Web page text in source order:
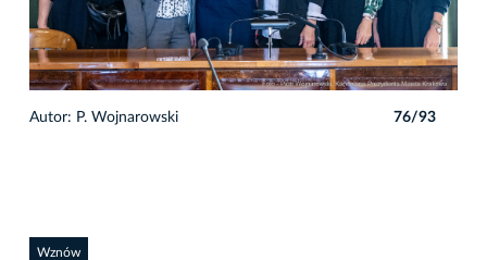
Autor: P. Wojnarowski 76/93
Wznów